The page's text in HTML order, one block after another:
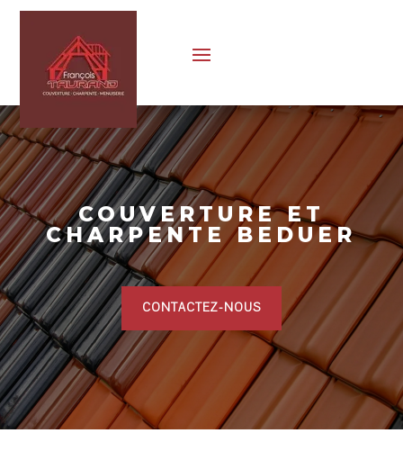
COUVERTURE ET
CHARPENTE BEDUER
CONTACTEZ-NOUS